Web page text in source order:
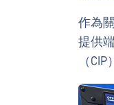
作為
提供
（